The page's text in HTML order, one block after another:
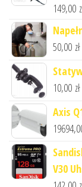
149,00
50,00 zł
10,00 zł
Axis
V30